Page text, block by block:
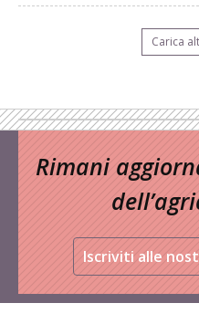
Carica
Rimani
Iscriviti alle